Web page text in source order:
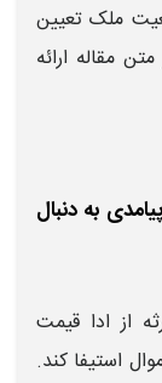
ملک تعیین
مقاله ارائه
به دنبال
ورثه از ادا قیمت
استیفا کند.